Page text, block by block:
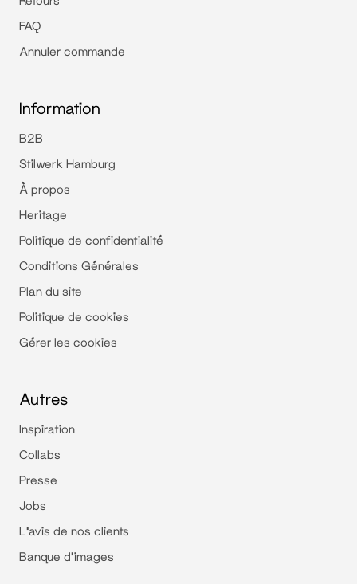
FAQ
Annuler commande
Information
B2B
Stilwerk Hamburg
À propos
Heritage
Politique de confidentialité
Conditions Générales
Plan du site
Politique de cookies
Gérer les cookies
Autres
Inspiration
Collabs
Presse
Jobs
L'avis de nos clients
Banque d'images